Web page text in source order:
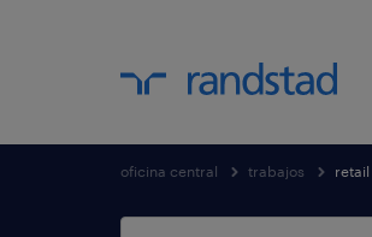
oficina central trabajos retail